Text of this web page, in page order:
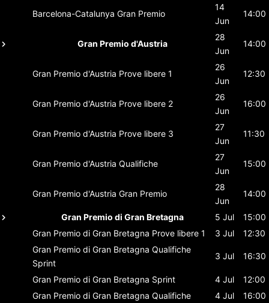
Barcelona-Catalunya Gran Premio
14
Jun
14:00
Gran Premio d'Austria
28
Jun
14:00
Gran Premio d'Austria Prove libere 1
26
Jun
12:30
Gran Premio d'Austria Prove libere 2
26
Jun
16:00
Gran Premio d'Austria Prove libere 3
27
Jun
11:30
Gran Premio d'Austria Qualifiche
27
Jun
15:00
Gran Premio d'Austria Gran Premio
28
Jun
14:00
Gran Premio di Gran Bretagna 5 Jul
15:00
Gran Premio di Gran Bretagna Prove libere 1 3 Jul
12:30
Gran Premio di Gran Bretagna Qualifiche
Sprint
3 Jul 16:30
Gran Premio di Gran Bretagna Sprint 4 Jul
12:00
Gran Premio di Gran Bretagna Qualifiche 4 Jul 16:00